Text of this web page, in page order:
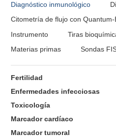
Diagnóstico inmunológico
Citometría de flujo con Quantum-
Instrumento
Tiras
Materias primas
Sondas
Fertilidad
Enfermedades infecciosas
Toxicología
Marcador cardíaco
Marcador tumoral